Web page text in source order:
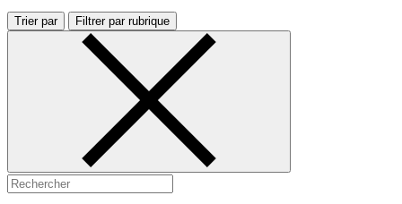
Trier par Filtrer par rubrique